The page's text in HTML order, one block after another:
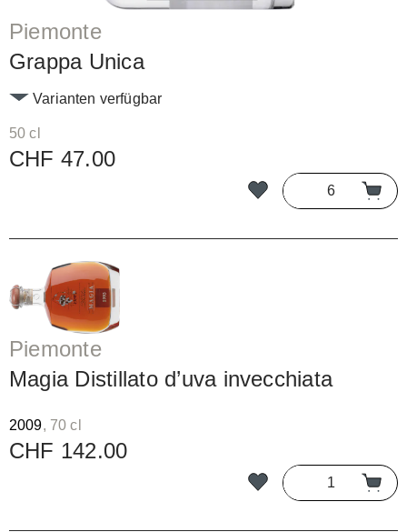
Piemonte
Grappa Unica
50 cl
Varianten verfügbar
CHF 47.00
Piemonte
Magia Distillato d’uva invecchiata
2009, 70 cl
CHF 142.00